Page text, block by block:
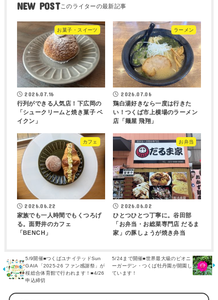
NEW POST
お菓子・スイーツ
2026.07.16
行列ができる人気店！下広岡の
「シュークリームと焼き菓子 ベ
イクン」
ラーメン
2026.07.06
鶏白湯好きなら一度は行きた
い！つくば市上横場のラーメン
店「麺屋 飛翔」
カフェ
2026.06.22
家族でも一人時間でもくつろげ
る。面野井のカフェ
「BENCH」
お弁当
2026.06.02
ひとつひとつ丁寧に。谷田部
「お弁当・お総菜専門店 だるま
家」の豚しょうが焼き弁当
5/9開催■つくばユナイテッドSun
GAIA「2025-26 ファン感謝祭」が
桜総合体育館で行われます！■4/26
申込締切
5/24まで開催■世界最大級のピオニ
ーガーデン・つくば牡丹園が開園し
ています！